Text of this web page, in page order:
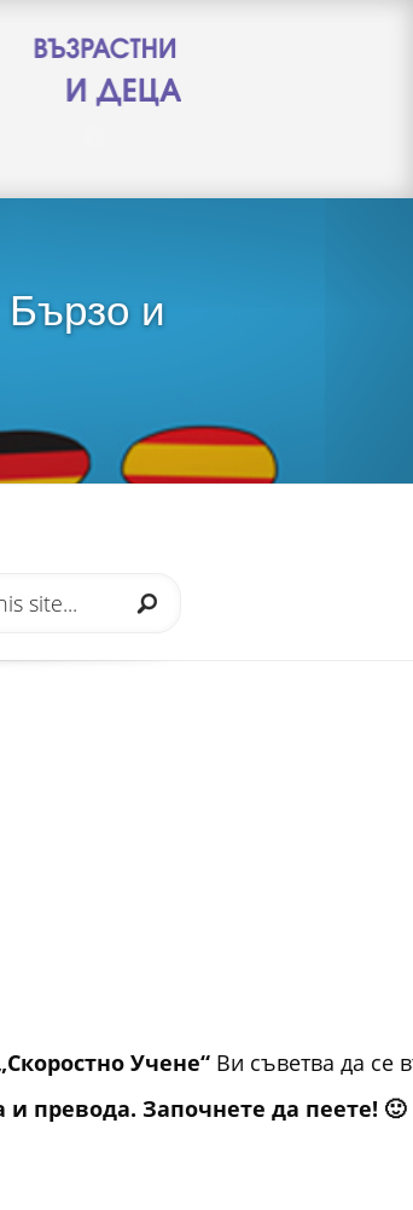
Бързо и
Учене“ Ви съветва да се
и превода. Започнете да пеете! 🙂